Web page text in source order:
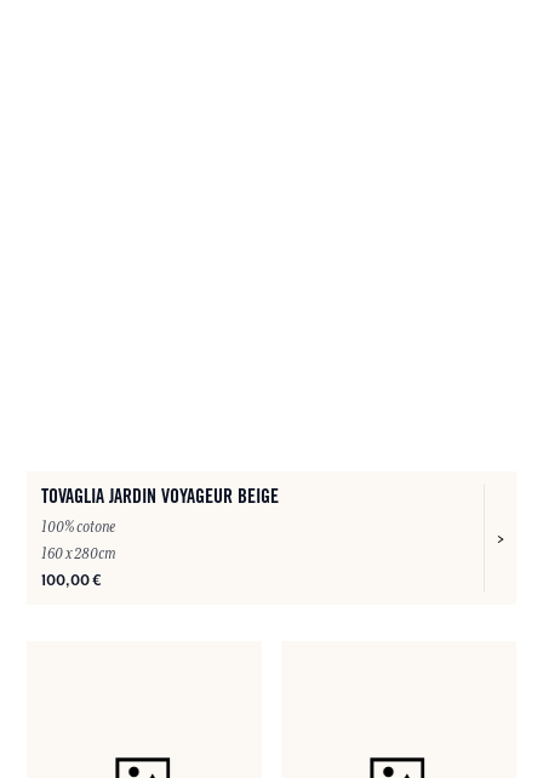
TOVAGLIA JARDIN VOYAGEUR BEIGE
100% cotone
160 x 280cm
100,00 €